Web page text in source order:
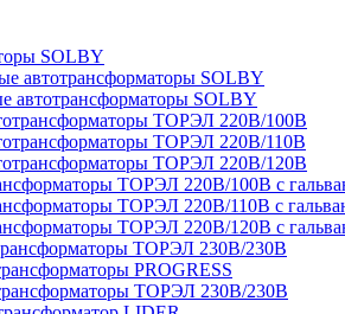
SOLBY
автотрансформаторы SOLBY
автотрансформаторы SOLBY
ТОРЭЛ 220В/100В
ТОРЭЛ 220В/110В
ТОРЭЛ 220В/120В
ТОРЭЛ 220В/100В с
ТОРЭЛ 220В/110В с
ТОРЭЛ 220В/120В с
ТОРЭЛ 230В/230В
PROGRESS
ТОРЭЛ 230В/230В